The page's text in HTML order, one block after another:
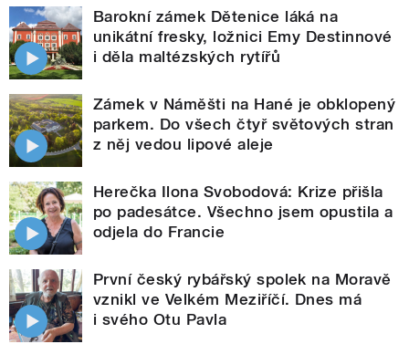
Barokní zámek Dětenice láká na
unikátní fresky, ložnici Emy Destinnové
i děla maltézských rytířů
Zámek v Náměšti na Hané je obklopený
parkem. Do všech čtyř světových stran
z něj vedou lipové aleje
Herečka Ilona Svobodová: Krize přišla
po padesátce. Všechno jsem opustila a
odjela do Francie
První český rybářský spolek na Moravě
vznikl ve Velkém Meziříčí. Dnes má
i svého Otu Pavla